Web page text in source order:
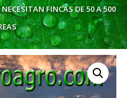
FINCAS DE 50 A 500